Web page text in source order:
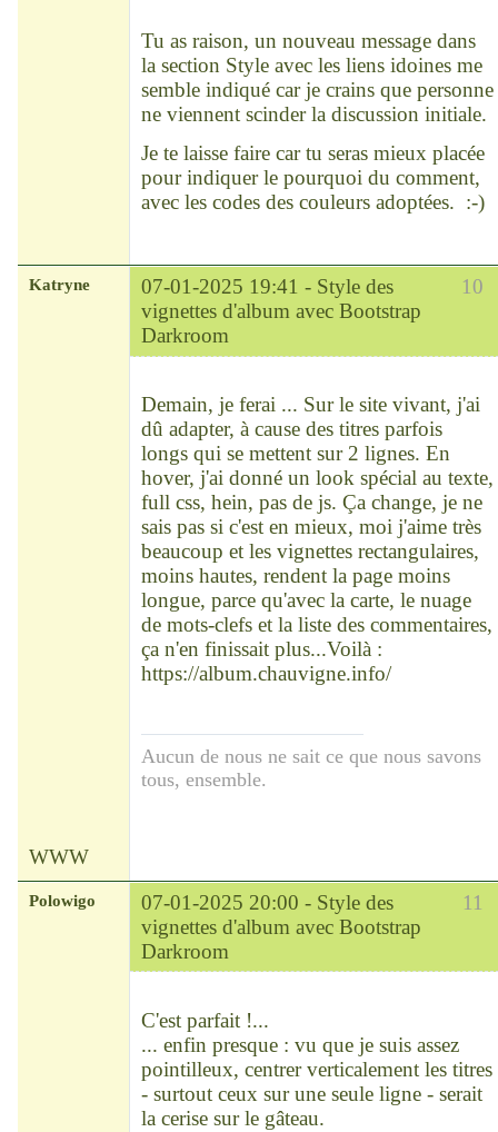
Tu as raison, un nouveau message dans
la section Style avec les liens idoines me
semble indiqué car je crains que personne
ne viennent scinder la discussion initiale.
Je te laisse faire car tu seras mieux placée
pour indiquer le pourquoi du comment,
avec les codes des couleurs adoptées. :-)
10
Katryne 07-01-2025 19:41 - Style des
vignettes d'album avec Bootstrap
Darkroom
Demain, je ferai ... Sur le site vivant, j'ai
dû adapter, à cause des titres parfois
longs qui se mettent sur 2 lignes. En
hover, j'ai donné un look spécial au texte,
full css, hein, pas de js. Ça change, je ne
sais pas si c'est en mieux, moi j'aime très
beaucoup et les vignettes rectangulaires,
moins hautes, rendent la page moins
longue, parce qu'avec la carte, le nuage
de mots-clefs et la liste des commentaires,
ça n'en finissait plus...Voilà :
https://album.chauvigne.info/
Aucun de nous ne sait ce que nous savons
tous, ensemble.
WWW
11
Polowigo 07-01-2025 20:00 - Style des
vignettes d'album avec Bootstrap
Darkroom
C'est parfait !...
... enfin presque : vu que je suis assez
pointilleux, centrer verticalement les titres
- surtout ceux sur une seule ligne - serait
la cerise sur le gâteau.